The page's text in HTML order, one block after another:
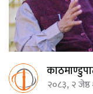
२०८३, २